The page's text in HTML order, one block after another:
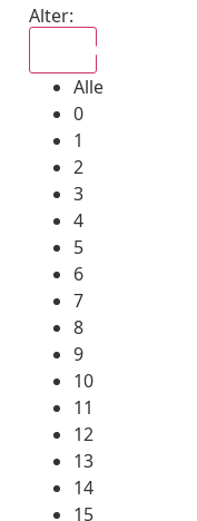
Alter:
Alle
0
1
2
3
4
5
6
7
8
9
10
11
12
13
14
15